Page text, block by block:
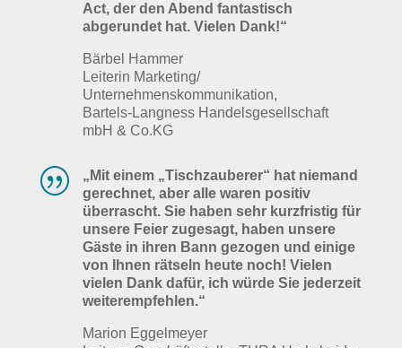
Act, der den Abend fantastisch
abgerundet hat. Vielen Dank!“
Bärbel Hammer
Leiterin Marketing/
Unternehmenskommunikation,
Bartels-Langness Handelsgesellschaft
mbH & Co.KG
|
„Mit einem „Tischzauberer“ hat niemand
gerechnet, aber alle waren positiv
überrascht. Sie haben sehr kurzfristig für
unsere Feier zugesagt, haben unsere
Gäste in ihren Bann gezogen und einige
von Ihnen rätseln heute noch! Vielen
vielen Dank dafür, ich würde Sie jederzeit
weiterempfehlen.“
Marion Eggelmeyer